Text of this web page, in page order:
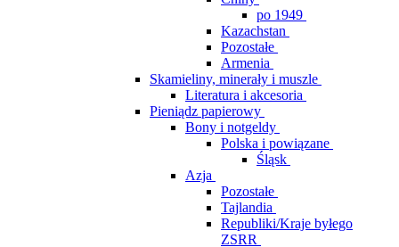
po 1949
Kazachstan
Pozostałe
Armenia
Skamieliny, minerały i muszle
Literatura i akcesoria
Pieniądz papierowy
Bony i notgeldy
Polska i powiązane
Śląsk
Azja
Pozostałe
Tajlandia
Republiki/Kraje byłego
ZSRR